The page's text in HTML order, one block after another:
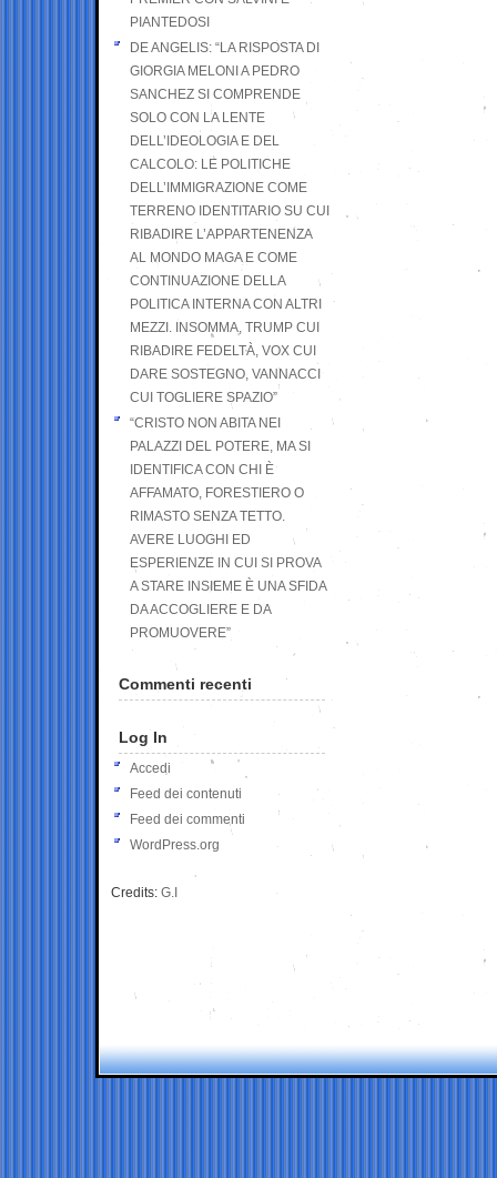
PIANTEDOSI
DE ANGELIS: “LA RISPOSTA DI
GIORGIA MELONI A PEDRO
SANCHEZ SI COMPRENDE
SOLO CON LA LENTE
DELL’IDEOLOGIA E DEL
CALCOLO: LE POLITICHE
DELL’IMMIGRAZIONE COME
TERRENO IDENTITARIO SU CUI
RIBADIRE L’APPARTENENZA
AL MONDO MAGA E COME
CONTINUAZIONE DELLA
POLITICA INTERNA CON ALTRI
MEZZI. INSOMMA, TRUMP CUI
RIBADIRE FEDELTÀ, VOX CUI
DARE SOSTEGNO, VANNACCI
CUI TOGLIERE SPAZIO”
“CRISTO NON ABITA NEI
PALAZZI DEL POTERE, MA SI
IDENTIFICA CON CHI È
AFFAMATO, FORESTIERO O
RIMASTO SENZA TETTO.
AVERE LUOGHI ED
ESPERIENZE IN CUI SI PROVA
A STARE INSIEME È UNA SFIDA
DA ACCOGLIERE E DA
PROMUOVERE”
Commenti recenti
Log In
Accedi
Feed dei contenuti
Feed dei commenti
WordPress.org
Credits: G.I